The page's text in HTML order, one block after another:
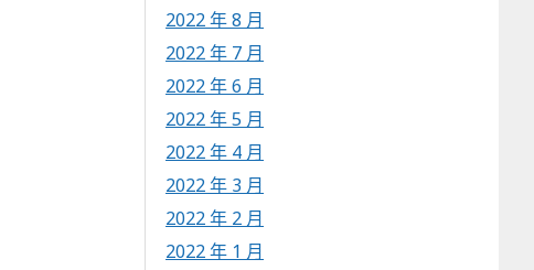
2022 年 8 月
2022 年 7 月
2022 年 6 月
2022 年 5 月
2022 年 4 月
2022 年 3 月
2022 年 2 月
2022 年 1 月